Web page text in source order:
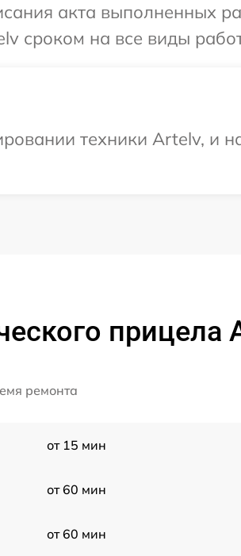
акта выполненных
сроком на все виды
техники Artelv, и
прицела
ремонта
от 15 мин
от 60 мин
от 60 мин